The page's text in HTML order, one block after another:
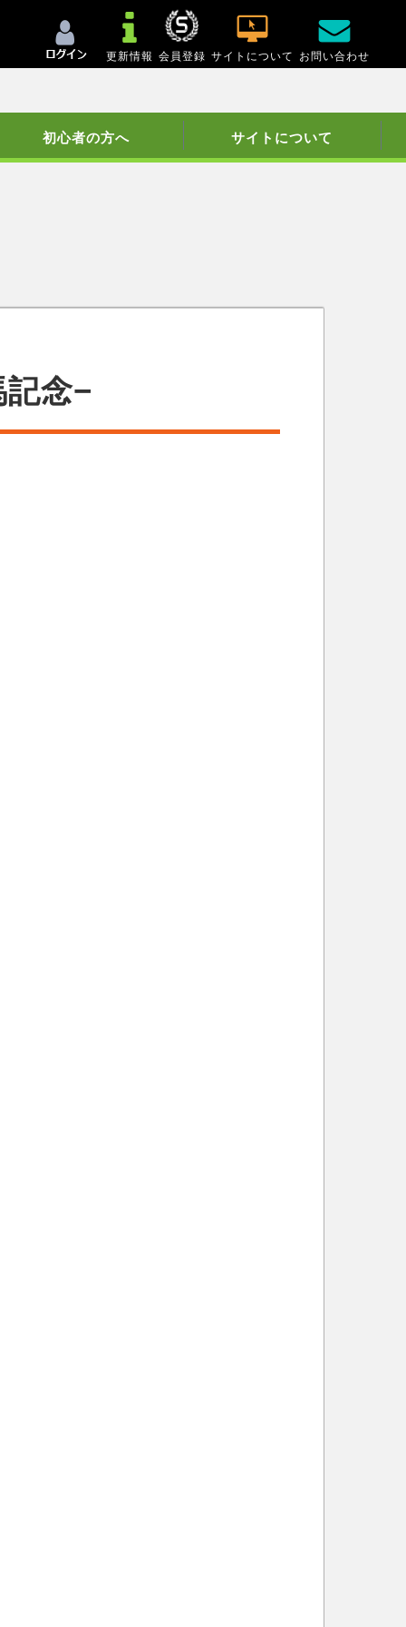
更新情報 会員登録 サイトについて お問い合わせ
初心者の方へ サイトについて
念−